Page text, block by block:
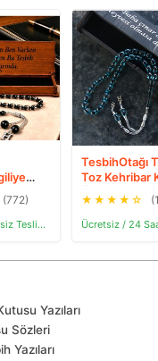
Harfli
]
(772)
Aynı Gün Ücretsiz Teslimat
TesbihOtağı
Toz Kehribar
Özel Harfli
★ ★ ★ ★ ☆
Yazıları
Sözleri
Yazıları